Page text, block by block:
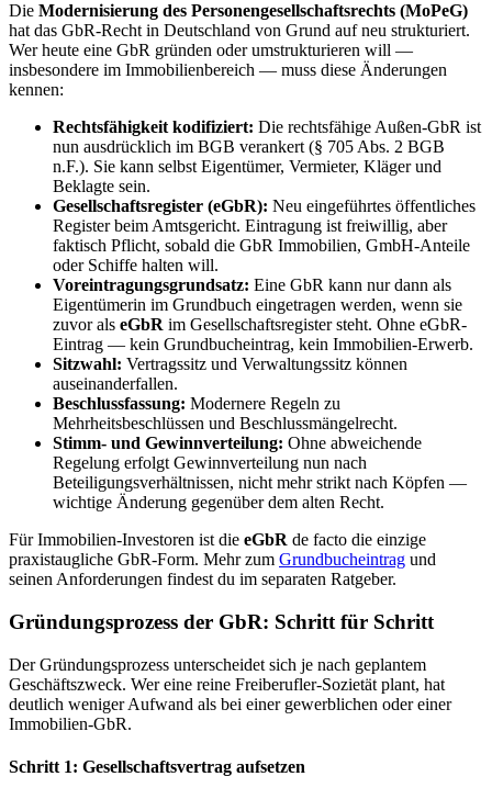
Die Modernisierung des Personengesellschaftsrechts (MoPeG)
hat das GbR-Recht in Deutschland von Grund auf neu strukturiert.
Wer heute eine GbR gründen oder umstrukturieren will —
insbesondere im Immobilienbereich — muss diese Änderungen
kennen:
Rechtsfähigkeit kodifiziert: Die rechtsfähige Außen-GbR ist
nun ausdrücklich im BGB verankert (§ 705 Abs. 2 BGB
n.F.). Sie kann selbst Eigentümer, Vermieter, Kläger und
Beklagte sein.
Gesellschaftsregister (eGbR): Neu eingeführtes öffentliches
Register beim Amtsgericht. Eintragung ist freiwillig, aber
faktisch Pflicht, sobald die GbR Immobilien, GmbH-Anteile
oder Schiffe halten will.
Voreintragungsgrundsatz: Eine GbR kann nur dann als
Eigentümerin im Grundbuch eingetragen werden, wenn sie
zuvor als eGbR im Gesellschaftsregister steht. Ohne eGbR-
Eintrag — kein Grundbucheintrag, kein Immobilien-Erwerb.
Sitzwahl: Vertragssitz und Verwaltungssitz können
auseinanderfallen.
Beschlussfassung: Modernere Regeln zu
Mehrheitsbeschlüssen und Beschlussmängelrecht.
Stimm- und Gewinnverteilung: Ohne abweichende
Regelung erfolgt Gewinnverteilung nun nach
Beteiligungsverhältnissen, nicht mehr strikt nach Köpfen —
wichtige Änderung gegenüber dem alten Recht.
Für Immobilien-Investoren ist die eGbR de facto die einzige
praxistaugliche GbR-Form. Mehr zum Grundbucheintrag und
seinen Anforderungen findest du im separaten Ratgeber.
Gründungsprozess der GbR: Schritt für Schritt
Der Gründungsprozess unterscheidet sich je nach geplantem
Geschäftszweck. Wer eine reine Freiberufler-Sozietät plant, hat
deutlich weniger Aufwand als bei einer gewerblichen oder einer
Immobilien-GbR.
Schritt 1: Gesellschaftsvertrag aufsetzen